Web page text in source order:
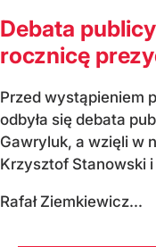
Debata
rocznicę
Przed wystąpieniem
odbyła się debata
Gawryluk, a wzięli w
Krzysztof Stanowski i
Rafał Ziemkiewicz...